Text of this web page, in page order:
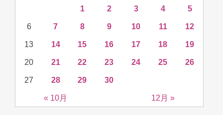
« 10月 12月 »
1 2 3 4 5
6 7 8 9 10 11 12
13 14 15 16 17 18 19
20 21 22 23 24 25 26
27 28 29 30